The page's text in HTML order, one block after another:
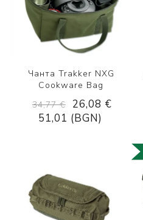
Чанта Trakker NXG
Cookware Bag
34,77 €
26,08 €
51,01 (BGN)